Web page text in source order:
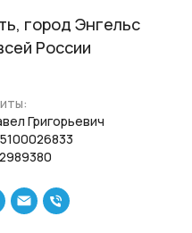
город Энгельс
России
Григорьевич